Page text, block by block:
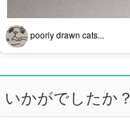
poorly drawn cats...
いかがでしたか？